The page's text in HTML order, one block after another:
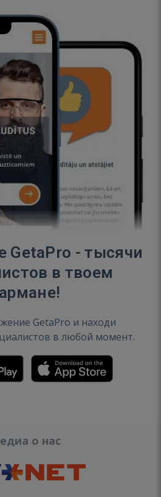
GetaPro - тысячи
в твоем
GetaPro и находи
в любой момент.
о нас